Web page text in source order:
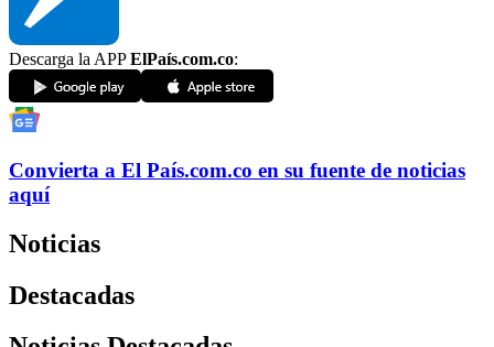
Descarga la APPElPaís.com.co:
Convierta a El País.com.co en su fuente de noticias
aquí
Noticias
Destacadas